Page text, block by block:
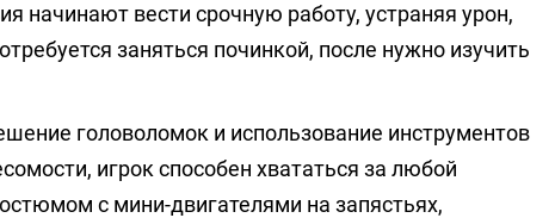
вести срочную работу, устраняя урон,
заняться починкой, после нужно изучить
головоломок и использование инструментов
игрок способен хвататься за любой
с мини-двигателями на запястьях,